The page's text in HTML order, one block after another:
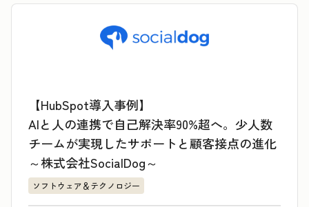
【HubSpot導入事例】
AIと人の連携で自己解決率90%超へ。少人数
チームが実現したサポートと顧客接点の進化
～株式会社SocialDog～
ソフトウェア＆テクノロジー